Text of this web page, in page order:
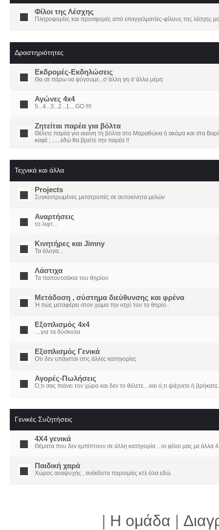
Φίλοι της Λέσχης
Πληροφορίες και προσφορές από επαγγελματίες-φίλους της λέσχης
Δραστηριότητες
Εκδρομές-Εκδηλώσεις
Θα σε πάρω να φύγουμε...σ΄άλλη γη σ΄άλλα μέρη
Αγώνες 4x4
5...4...3...2...1....GO !!!!
Ζητείται παρέα για βόλτα
Θέλετε παρέα για εκείνη τη βόλτα στο Μαραθώνα ή ακόμα και στα
καφέ ; ......εδώ θα βρείτε την παρέα !!
Τεχνικά και άλλα
Projects
Συγκεντρωμένες μετατροπές σε αυτοκίνητα μελών
Αναρτήσεις
το λιφτ...
Κινητήρες και Jimny
Τα άλογα...
Λάστιχα
Τα παπουτσάκια του θηρίου
Μετάδοση , σύστημα διεύθυνσης και φρένα
Ή πώς μεταφέρει στον χώμα την ισχύ του το θηρίο..
Εξοπλισμός 4x4
....για τα δύσκολα
Εξοπλισμός Γενικά
Οτι δεν υπάγεται στις άλλες κατηγορίες
Αγορές-Πωλήσεις
Ό,τι σας πιάνει τον χώρο και δεν το θέλετε....και ό,τι ψάχνετε ή
Γενικές Συζητήσεις
4X4 γενικά
Θέματα που δεν εμπίπτουν σε άλλη κατηγορία ...οι φίλοι μας με άλλα
Παιδική χαρά
Χώρος αναψυχής , ανέκδοτα παροιμίες κτλ όλα εδώ.
| Η ομάδα |